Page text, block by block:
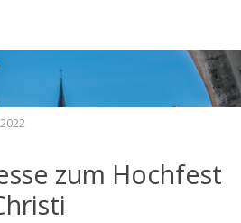
2022
zum Hochfest